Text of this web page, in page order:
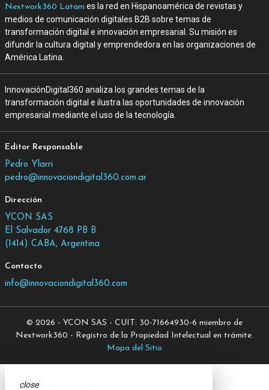
Nextwork360 Latam es la red en Hispanoamérica de revistas y
medios de comunicación digitales B2B sobre temas de
transformación digital e innovación empresarial. Su misión es
difundir la cultura digital y emprendedora en las organizaciones de
América Latina.
InnovaciónDigital360 analiza los grandes temas de la
transformación digital e ilustra las oportunidades de innovación
empresarial mediante el uso de la tecnología.
Editor Responsable
Pedro Ylarri
pedro@innovaciondigital360.com.ar
Dirección
YCON SAS
El Salvador 4768 PB B
(1414) CABA, Argentina
Contacto
info@innovaciondigital360.com
© 2026 - YCON SAS - CUIT: 30-71664930-6 miembro de
Nextwork360 - Registro de la Propiedad Intelectual en trámite.
Mapa del Sitio
close